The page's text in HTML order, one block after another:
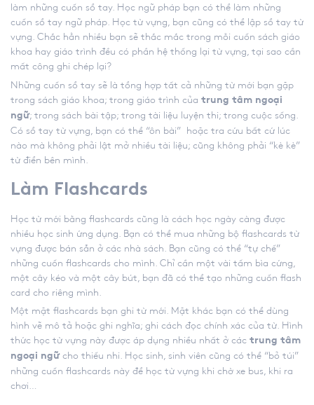
làm những cuốn sổ tay. Học ngữ pháp bạn có thể làm những
cuốn sổ tay ngữ pháp. Học từ vựng, bạn cũng có thể lập sổ tay từ
vựng. Chắc hẳn nhiều bạn sẽ thắc mắc trong mỗi cuốn sách giáo
khoa hay giáo trình đều có phần hệ thống lại từ vựng, tại sao cần
mất công ghi chép lại?
Những cuốn sổ tay sẽ là tổng hợp tất cả những từ mới bạn gặp
trong sách giáo khoa; trong giáo trình của trung tâm ngoại
ngữ; trong sách bài tập; trong tài liệu luyện thi; trong cuộc sống.
Có sổ tay từ vựng, bạn có thể “ôn bài” hoặc tra cứu bất cứ lúc
nào mà không phải lật mở nhiều tài liệu; cũng không phải “kè kè”
từ điển bên mình.
Làm Flashcards
Học từ mới bằng flashcards cũng là cách học ngày càng được
nhiều học sinh ứng dụng. Bạn có thể mua những bộ flashcards từ
vựng được bán sẵn ở các nhà sách. Bạn cũng có thể “tự chế”
những cuốn flashcards cho mình. Chỉ cần một vài tấm bìa cứng,
một cây kéo và một cây bút, bạn đã có thể tạo những cuốn flash
card cho riêng mình.
Một mặt flashcards bạn ghi từ mới. Mặt khác bạn có thể dùng
hình vẽ mô tả hoặc ghi nghĩa; ghi cách đọc chính xác của từ. Hình
thức học từ vựng này được áp dụng nhiều nhất ở các trung tâm
ngoại ngữcho thiếu nhi. Học sinh, sinh viên cũng có thể “bỏ túi”
những cuốn flashcards này để học từ vựng khi chờ xe bus, khi ra
chơi…